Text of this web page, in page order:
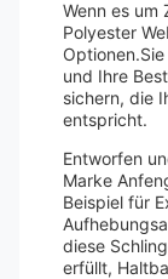
Wenn es
Polyester
und Ihre
sichern, die
entspricht.
Entworfen
Marke
Beispiel für
diese
erfüllt,